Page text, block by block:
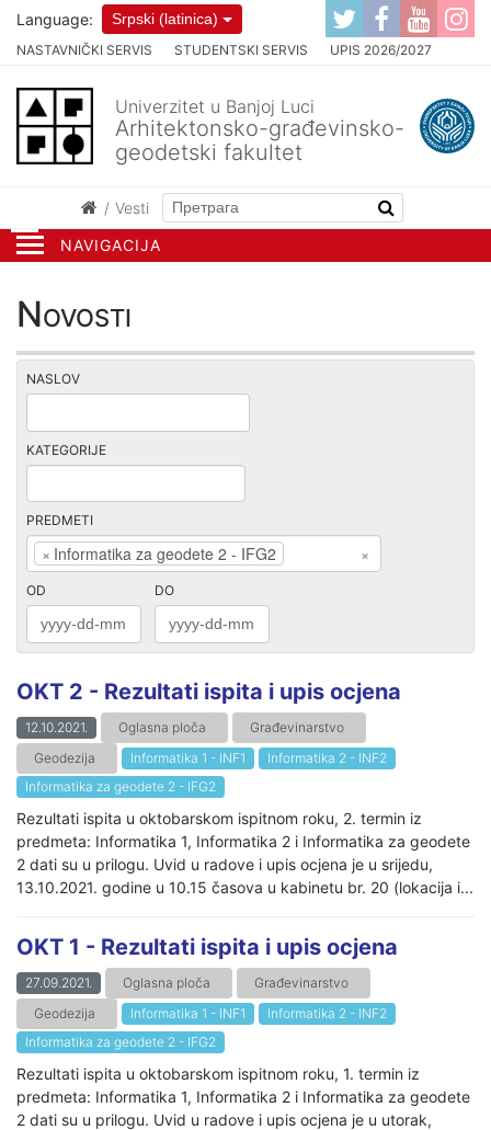
NAVIGACIJA
NASTAVNIČKI SERVIS STUDENTSKI SERVIS UPIS 2026/2027
Language: Srpski (latinica)
Univerzitet u Banjoj Luci
Arhitektonsko-građevinsko-
geodetski fakultet
Vesti
Novosti
NASLOV
KATEGORIJE
PREDMETI
×
× Informatika za geodete 2 - IFG2
OD DO
OKT 2 - Rezultati ispita i upis ocjena
12.10.2021. Oglasna ploča
Građevinarstvo
Geodezija
Informatika 1 - INF1
Informatika 2 - INF2
Informatika za geodete 2 - IFG2
Rezultati ispita u oktobarskom ispitnom roku, 2. termin iz
predmeta: Informatika 1, Informatika 2 i Informatika za geodete
2 dati su u prilogu. Uvid u radove i upis ocjena je u srijedu,
13.10.2021. godine u 10.15 časova u kabinetu br. 20 (lokacija i...
OKT 1 - Rezultati ispita i upis ocjena
27.09.2021. Oglasna ploča
Građevinarstvo
Geodezija
Informatika 1 - INF1
Informatika 2 - INF2
Informatika za geodete 2 - IFG2
Rezultati ispita u oktobarskom ispitnom roku, 1. termin iz
predmeta: Informatika 1, Informatika 2 i Informatika za geodete
2 dati su u prilogu. Uvid u radove i upis ocjena je u utorak,